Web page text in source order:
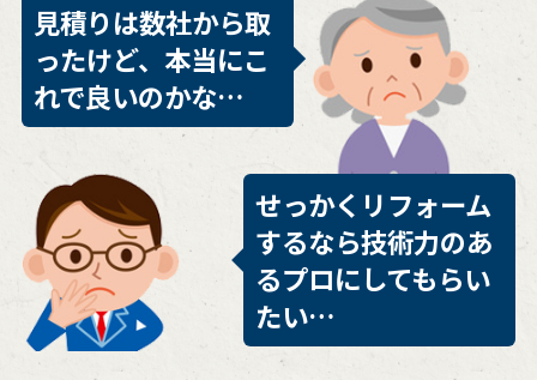
見積りは数社から取
ったけど、本当にこ
れで良いのかな…
せっかくリフォーム
するなら技術力のあ
るプロにしてもらい
たい…